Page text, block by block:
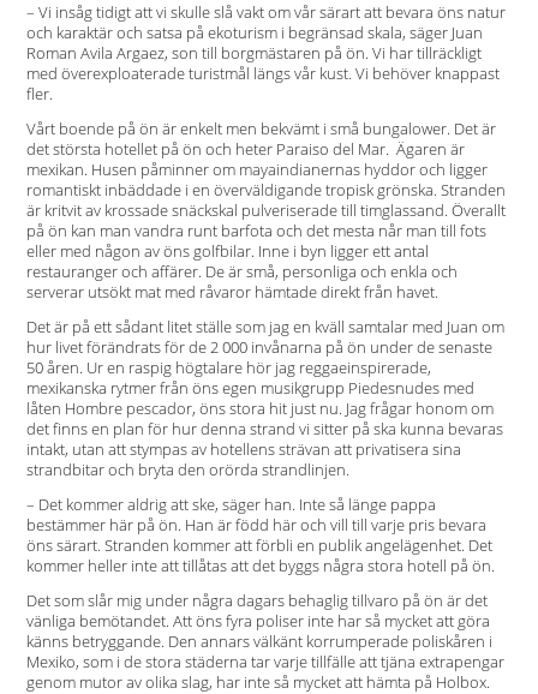
– Vi insåg tidigt att vi skulle slå vakt om vår särart att bevara öns natur
och karaktär och satsa på ekoturism i begränsad skala, säger Juan
Roman Avila Argaez, son till borgmästaren på ön. Vi har ­tillräckligt
med överexploaterade turistmål längs vår kust. Vi behöver knappast
fler.
Vårt boende på ön är enkelt men bekvämt i små bunga­lower. Det är
det största hotellet på ön och heter Paraiso del Mar. ­ Ägaren är
mexikan. Husen påminner om mayaindianernas hyddor och ligger
romantiskt inbäddade i en överväldigande tropisk grönska. Stranden
är kritvit av krossade snäckskal pulveriserade till timglassand. Överallt
på ön kan man vandra runt barfota och det mesta når man till fots
eller med någon av öns golfbilar. Inne i byn ligger ett antal
restauranger och affärer. De är små, personliga och enkla och
serverar utsökt mat med råvaror hämtade direkt från havet.
Det är på ett sådant litet ställe som jag en kväll samtalar med Juan om
hur livet förändrats för de 2 000 invånarna på ön under de senaste
50 åren. Ur en raspig högtalare hör jag reggaeinspirerade,
mexikanska rytmer från öns egen musikgrupp Piedesnudes med
låten Hombre pescador, öns stora hit just nu. Jag frågar honom om
det finns en plan för hur denna strand vi sitter på ska kunna bevaras
intakt, utan att stympas av hotellens strävan att privatisera sina
strandbitar och bryta den orörda strandlinjen.
– Det kommer aldrig att ske, säger han. Inte så länge pappa
bestämmer här på ön. Han är född här och vill till varje pris bevara
öns särart. Stranden kommer att förbli en publik angelägenhet. Det
kommer heller inte att tillåtas att det byggs några stora hotell på ön.
Det som slår mig under några dagars behaglig tillvaro på ön är det
vänliga bemötandet. Att öns fyra poliser inte har så mycket att göra
känns betryggande. Den annars välkänt korrumperade poliskåren i
Mexiko, som i de stora städerna tar varje tillfälle att tjäna extrapengar
genom mutor av olika slag, har inte så mycket att hämta på Holbox.